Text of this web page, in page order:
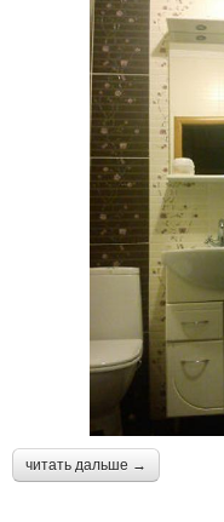
читать дальше →